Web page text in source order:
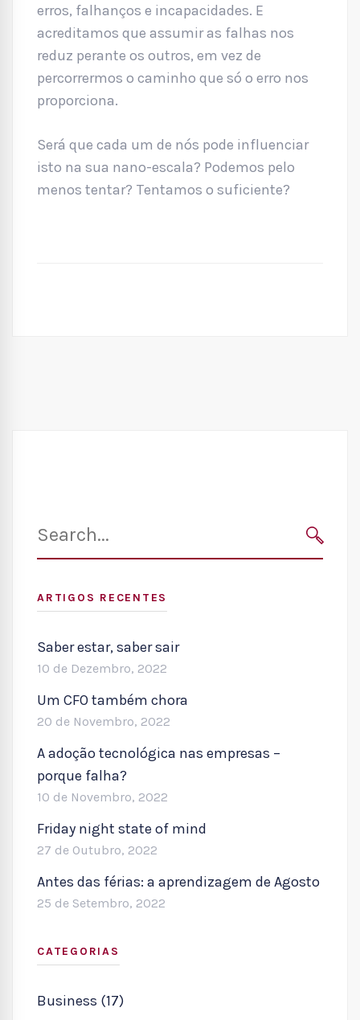
erros, falhanços e incapacidades. E
acreditamos que assumir as falhas nos
reduz perante os outros, em vez de
percorrermos o caminho que só o erro nos
proporciona.
Será que cada um de nós pode influenciar
isto na sua nano-escala? Podemos pelo
menos tentar? Tentamos o suficiente?
for:
ARTIGOS RECENTES
Saber estar, saber sair
10 de Dezembro, 2022
Um CFO também chora
20 de Novembro, 2022
A adoção tecnológica nas empresas –
porque falha?
10 de Novembro, 2022
Friday night state of mind
27 de Outubro, 2022
Antes das férias: a aprendizagem de Agosto
25 de Setembro, 2022
CATEGORIAS
Business (17)